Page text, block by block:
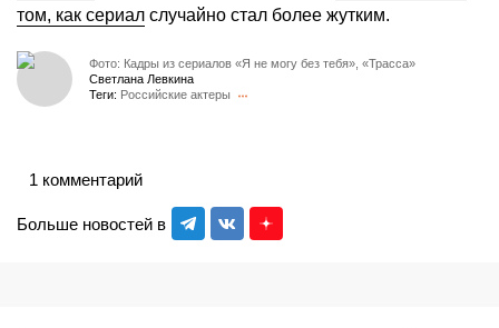
том, как сериал случайно стал более жутким.
Фото: Кадры из сериалов «Я не могу без тебя», «Трасса»
Светлана Левкина
Теги: Российские актеры
Больше новостей в
1 комментарий